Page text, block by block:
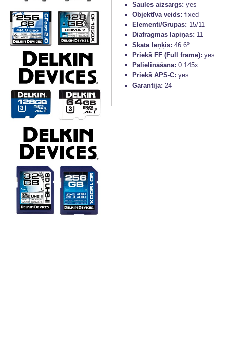
Saules aizsargs: yes
Objektīva veids: fixed
Elementi/Grupas: 15/11
Diafragmas lapiņas: 11
Skata leņķis: 46.6º
Priekš FF (Full frame): yes
Palielināšana: 0.145x
Priekš APS-C: yes
Garantija: 24